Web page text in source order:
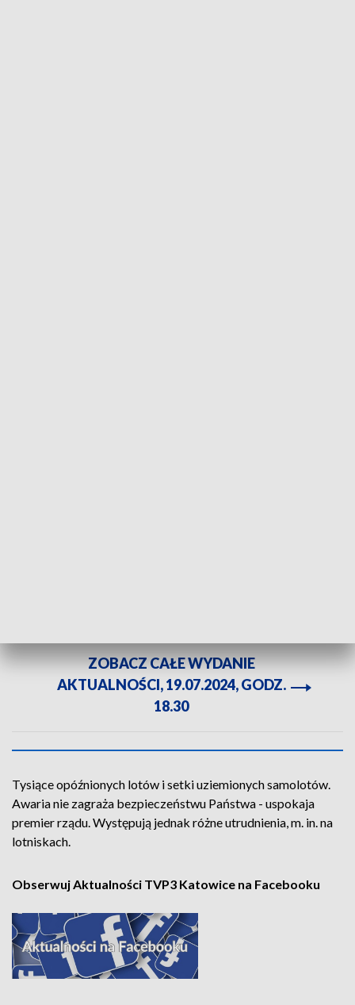
ZOBACZ CAŁE WYDANIE
AKTUALNOŚCI, 19.07.2024, GODZ.
18.30
Tysiące opóźnionych lotów i setki uziemionych samolotów.
Awaria nie zagraża bezpieczeństwu Państwa - uspokaja
premier rządu. Występują jednak różne utrudnienia, m. in. na
lotniskach.
Obserwuj Aktualności TVP3 Katowice na Facebooku